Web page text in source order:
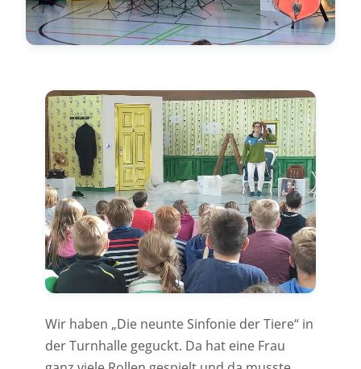
Wir haben „Die neunte Sinfonie der Tiere“ in
der Turnhalle geguckt. Da hat eine Frau